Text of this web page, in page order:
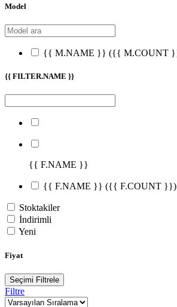
Model
{{ M.NAME }} ({{ M.COUNT
{{ FILTER.NAME }}
{{ F.NAME }}
{{ F.NAME }} ({{ F.COUNT }})
Stoktakiler
İndirimli
Yeni
Fiyat
Seçimi Filtrele
Filtre